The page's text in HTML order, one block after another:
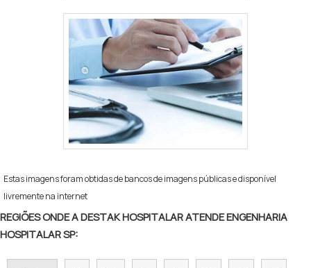
Estas imagens foram obtidas de bancos de imagens públicas e disponível
livremente na internet
REGIÕES ONDE A DESTAK HOSPITALAR ATENDE ENGENHARIA
HOSPITALAR SP: